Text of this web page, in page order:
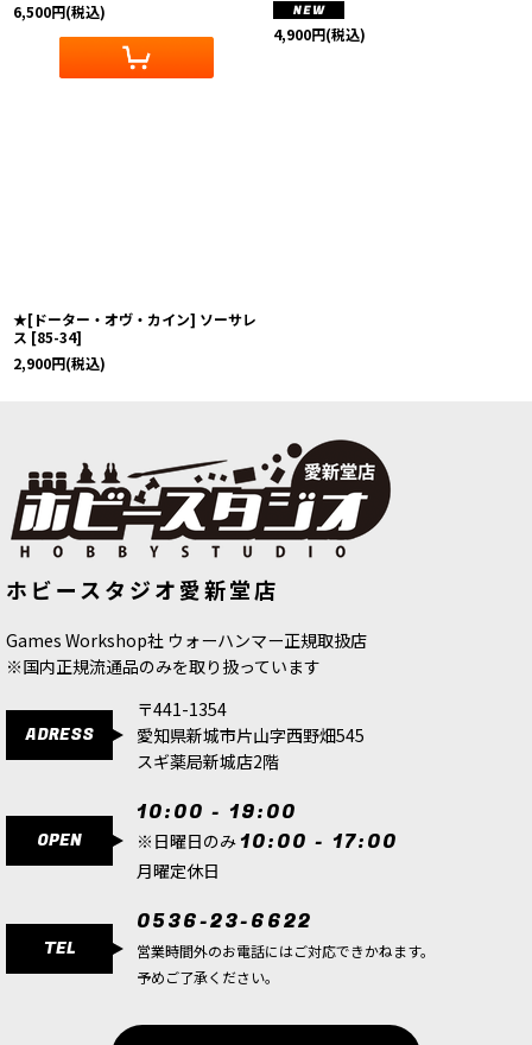
6,500円(税込)
4,900円(税込)
★[ドーター・オヴ・カイン] ソーサレ
ス [85-34]
2,900円(税込)
ホビースタジオ愛新堂店
Games Workshop社 ウォーハンマー正規取扱店
※国内正規流通品のみを取り扱っています
ADRESS
〒441-1354
愛知県新城市片山字西野畑545
スギ薬局新城店2階
OPEN
10:00 - 19:00
※日曜日のみ 10:00 - 17:00
月曜定休日
TEL
0536-23-6622
営業時間外のお電話にはご対応できかねます。
予めご了承ください。